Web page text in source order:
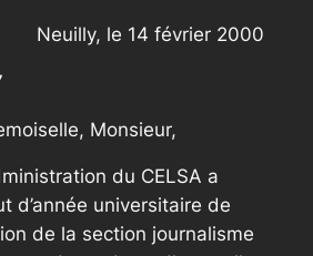
Neuilly, le 14 février 2000
Monsieur,
du CELSA a
d’année universitaire de
de la section journalisme